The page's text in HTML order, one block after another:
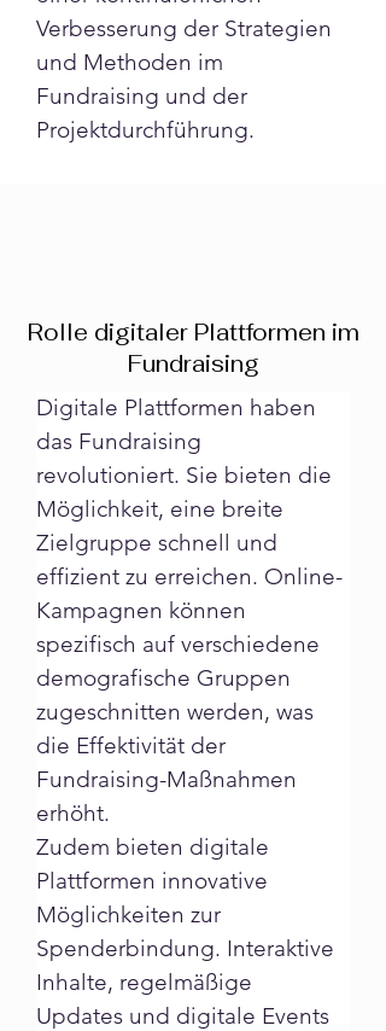
Verbesserung der Strategien
und Methoden im
Fundraising und der
Projektdurchführung.
Rolle digitaler Plattformen im
Fundraising
Digitale Plattformen haben
das Fundraising
revolutioniert. Sie bieten die
Möglichkeit, eine breite
Zielgruppe schnell und
effizient zu erreichen. Online-
Kampagnen können
spezifisch auf verschiedene
demografische Gruppen
zugeschnitten werden, was
die Effektivität der
Fundraising-Maßnahmen
erhöht.
Zudem bieten digitale
Plattformen innovative
Möglichkeiten zur
Spenderbindung. Interaktive
Inhalte, regelmäßige
Updates und digitale Events